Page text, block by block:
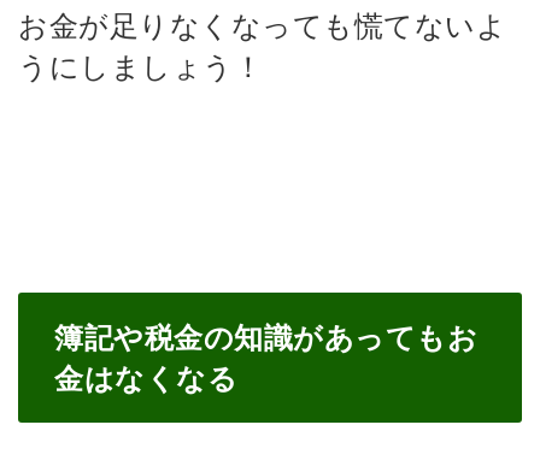
お金が足りなくなっても慌てないよ
うにしましょう！
簿記や税金の知識があってもお
金はなくなる